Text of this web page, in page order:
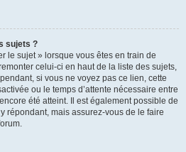
sujets ?
le sujet » lorsque vous êtes en train de
celui-ci en haut de la liste des sujets,
si vous ne voyez pas ce lien, cette
ou le temps d’attente nécessaire entre
été atteint. Il est également possible de
répondant, mais assurez-vous de le faire